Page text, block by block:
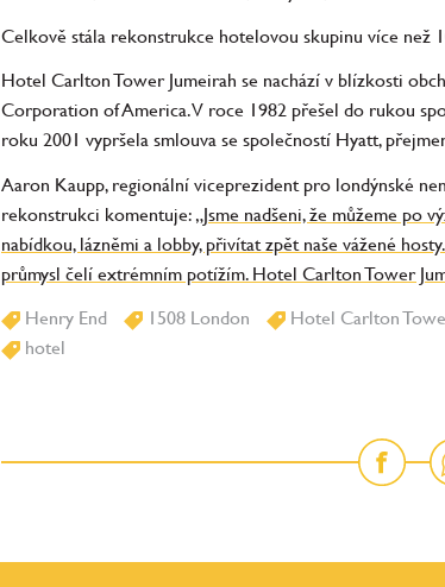
Celkově stála rekonstrukce hotelovou skupinu více než
Hotel Carlton Tower Jumeirah se nachází v blízkosti
Corporation of America. V roce 1982 přešel do rukou
roku 2001 vypršela smlouva se společností Hyatt,
Aaron Kaupp, regionální viceprezident pro londýnské
rekonstrukci komentuje: „Jsme nadšeni, že můžeme po
nabídkou, lázněmi a lobby, přivítat zpět naše vážené
průmysl čelí extrémním potížím. Hotel Carlton Tower
Henry End
1508 London Hotel Carlton
hotel